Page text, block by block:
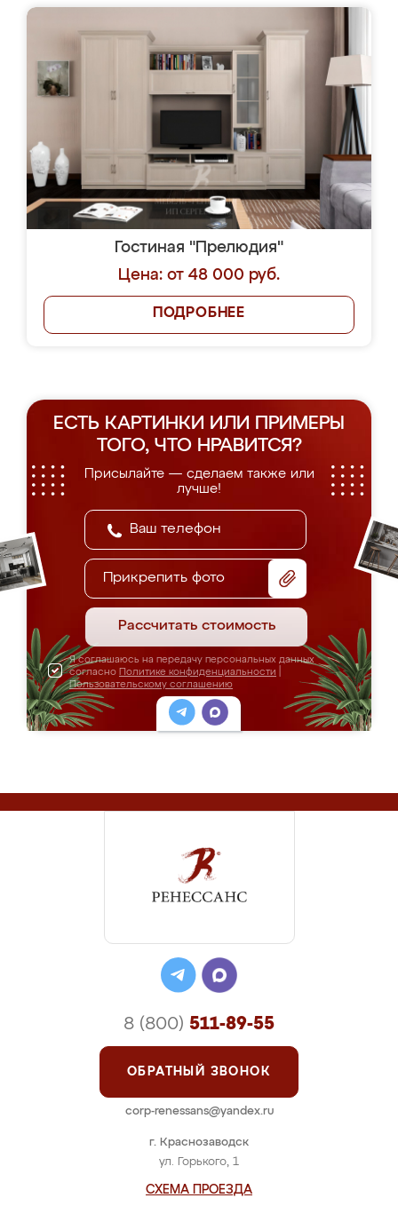
Гостиная "Прелюдия"
Цена: от 48 000 руб.
ПОДРОБНЕЕ
ЕСТЬ КАРТИНКИ ИЛИ ПРИМЕРЫ
ТОГО, ЧТО НРАВИТСЯ?
Присылайте — сделаем также или
лучше!
Прикрепить фото
Рассчитать стоимость
Я соглашаюсь на передачу персональных данных
согласно Политике конфиденциальности
Пользовательскому соглашению
г. Краснозаводск
ул. Горького, 1
СХЕМА ПРОЕЗДА
8 (800) 511-89-55
ОБРАТНЫЙ ЗВОНОК
corp-renessans@yandex.ru